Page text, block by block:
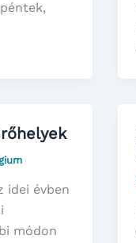
idei évben
módon